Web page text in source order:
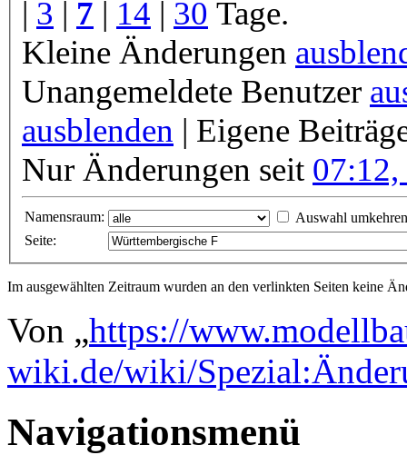
| 3 | 7 | 14 | 30 Tage.
Kleine Änderungen
Unangemeldete Benutzer
ausblenden | Eigene
Nur Änderungen seit
Namensraum:
Auswahl umkehren
Seite:
Im ausgewählten Zeitraum wurden an den verlinkten Seiten keine
Von „https://
wiki.de/wiki/
Navigationsmenü